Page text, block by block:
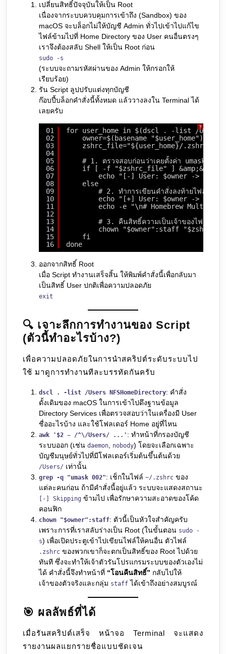
เปลี่ยนสิทธิ์ปัจจุบันให้เป็น Root
เนื่องจากระบบควบคุมการเข้าถึง (Sandbox) ของ
macOS จะบล็อกไม่ให้บัญชี Admin ทั่วไปเข้าไปแก้ไข
ไฟล์ข้ามไปที่ Home Directory ของ User คนอื่นตรงๆ
เราจึงต้องสลับ Shell ให้เป็น Root ก่อน
sudo -s
(ระบบจะถามรหัสผ่านของ Admin ให้กรอกให้
เรียบร้อย)
รัน Script ลูปปรับแต่งทุกบัญชี
ก๊อบปี้บล็อกคำสั่งนี้ทั้งหมด แล้ววางลงใน Terminal ได้
เลยครับ
?
01
02
03
04
05
06
07
08
09
10
11
12
13
14
15
16
for user_home in $(dscl . -list /Users
owner=$(basename "$user_home")
zshrc_file="${user_home}/.zshrc"
# 1. ตรวจสอบก่อนว่าเคยตั้งค่า umask
if [ -f "$zshrc_file" ] &amp;&amp;
echo "[-] User: $owner ->
else
# 2. ทำการเขียนคำสั่งลงท้ายไฟล์ ~/
echo "[+] User: $owner ->
echo -e "\n# Homebrew Multi-
# 3. คืนสิทธิ์ความเป็นเจ้าของไฟล์ให้
chown "$owner":staff
fi
done
ออกจากสิทธิ์ Root
เมื่อ Script ทำงานเสร็จสิ้น ให้พิมพ์คำสั่งนี้เพื่อกลับมา
เป็นสิทธิ์ User ปกติเพื่อความปลอดภัย
exit
🔍 เจาะลึกการทำงานของ Script
(ตัวนี้ทำอะไรบ้าง?)
เพื่อความปลอดภัยในการนำสคริปต์ระดับระบบไป
ใช้ มาดูการทำงานทีละบรรทัดกันครับ
dscl . -list /Users NFSHomeDirectory: คำสั่ง
ดั้งเดิมของ macOS ในการเข้าไปดึงฐานข้อมูล
Directory Services เพื่อตรวจสอบว่าในเครื่องมี User
ชื่ออะไรบ้าง และใช้โฟลเดอร์ Home อยู่ที่ไหน
awk '$2 ~ /^\/Users/ ...' : ทำหน้าที่กรองบัญชี
ระบบออก (เช่น daemon, nobody) โดยจะเลือกเฉพาะ
บัญชีมนุษย์ทั่วไปที่มีโฟลเดอร์เริ่มต้นขึ้นต้นด้วย
/Users/ เท่านั้น
grep -q "umask 002": เช็กในไฟล์ ~/.zshrc ของ
แต่ละคนก่อน ถ้ามีคำสั่งนี้อยู่แล้ว ระบบจะแสดงสถานะ
[-] Skipping ข้ามไป เพื่อรักษาความสะอาดของโค้ด
คอนฟิก
chown "$owner":staff: ตัวนี้เป็นหัวใจสำคัญครับ
เพราะการที่เราสลับร่างเป็น Root (ในขั้นตอน sudo -
s) เพื่อเปิดประตูเข้าไปเขียนไฟล์ให้คนอื่น ตัวไฟล์
.zshrc ของพวกเขาก็จะตกเป็นสิทธิ์ของ Root ไปด้วย
ทันที ซึ่งจะทำให้เจ้าตัวรันโปรแกรมระบบของตัวเองไม่
ได้ คำสั่งนี้จึงทำหน้าที่ “โอนคืนสิทธิ์” กลับไปให้
เจ้าของตัวจริงและกลุ่ม staff ได้เข้าถึงอย่างสมบูรณ์
🎯 ผลลัพธ์ที่ได้
เมื่อรันสคริปต์เสร็จ หน้าจอ Terminal จะแสดง
รายงานผลแยกรายชื่อแบบชัดเจน